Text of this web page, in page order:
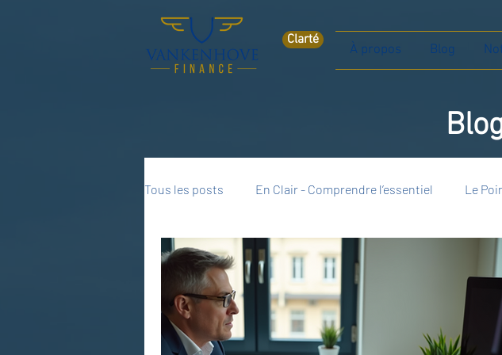
Clarté
À propos Blog
Tous les posts En Clair - Comprendre l’essentiel Le